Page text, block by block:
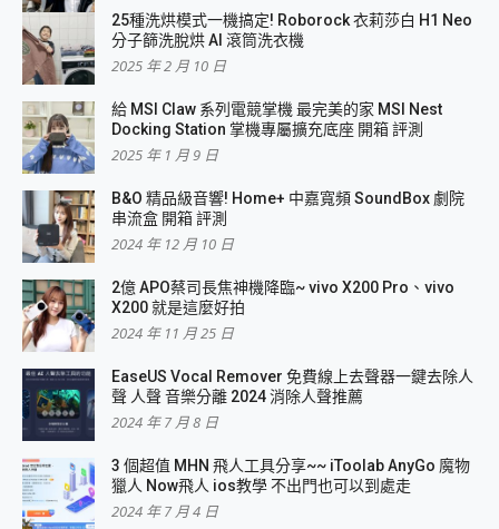
25種洗烘模式一機搞定! Roborock 衣莉莎白 H1 Neo
分子篩洗脫烘 AI 滾筒洗衣機
2025 年 2 月 10 日
給 MSI Claw 系列電競掌機 最完美的家 MSI Nest
Docking Station 掌機專屬擴充底座 開箱 評測
2025 年 1 月 9 日
B&O 精品級音響! Home+ 中嘉寬頻 SoundBox 劇院
串流盒 開箱 評測
2024 年 12 月 10 日
2億 APO蔡司長焦神機降臨~ vivo X200 Pro、vivo
X200 就是這麼好拍
2024 年 11 月 25 日
EaseUS Vocal Remover 免費線上去聲器一鍵去除人
聲 人聲 音樂分離 2024 消除人聲推薦
2024 年 7 月 8 日
3 個超值 MHN 飛人工具分享~~ iToolab AnyGo 魔物
獵人 Now飛人 ios教學 不出門也可以到處走
2024 年 7 月 4 日